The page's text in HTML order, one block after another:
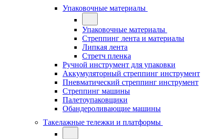
Упаковочные материалы
Упаковочные материалы
Стреппинг лента и материалы
Липкая лента
Стретч пленка
Ручной инструмент для упаковки
Аккумуляторный стреппинг инструмент
Пневматический стреппинг инструмент
Стреппинг машины
Палетоупаковщики
Обандероливающие машины
Такелажные тележки и платформы